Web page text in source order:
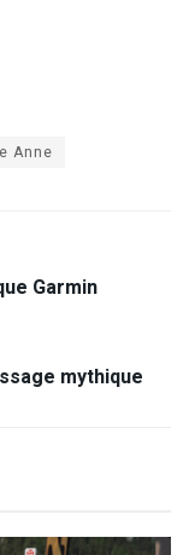
Anne
Garmin
mythique